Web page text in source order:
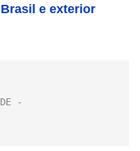
Brasil e exterior